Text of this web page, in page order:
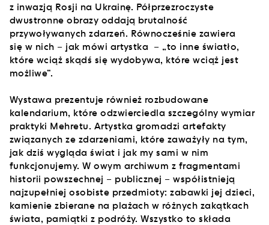
z inwazją Rosji na Ukrainę. Półprzezroczyste
dwustronne obrazy oddają brutalność
przywoływanych zdarzeń. Równocześnie zawiera
się w nich – jak mówi artystka – „to inne światło,
które wciąż skądś się wydobywa, które wciąż jest
możliwe”.
Wystawa prezentuje również rozbudowane
kalendarium, które odzwierciedla szczególny wymiar
praktyki Mehretu. Artystka gromadzi artefakty
związanych ze zdarzeniami, które zaważyły na tym,
jak dziś wygląda świat i jak my sami w nim
funkcjonujemy. W owym archiwum z fragmentami
historii powszechnej – publicznej – współistnieją
najzupełniej osobiste przedmioty: zabawki jej dzieci,
kamienie zbierane na plażach w różnych zakątkach
świata, pamiątki z podróży. Wszystko to składa